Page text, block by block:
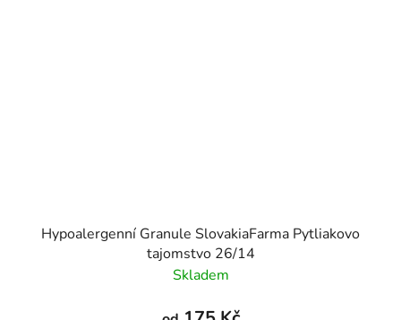
Hypoalergenní Granule SlovakiaFarma Pytliakovo
tajomstvo 26/14
Skladem